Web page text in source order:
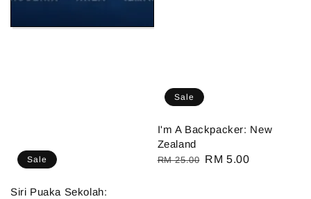
Sale
Siri Puaka Sekolah:
Sale
I'm A Backpacker: New
Zealand
Regular
RM 25.00 Sale
RM 5.00